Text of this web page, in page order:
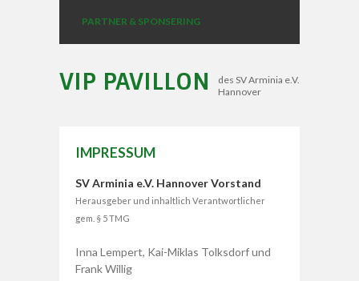
PARTNER & SPONSERING
VIP PAVILLON
des SV Arminia e.V.
Hannover
IMPRESSUM
SV Arminia e.V. Hannover Vorstand
Herausgeber und inhaltlich Verantwortlicher
gem. § 5 TMG
Inna Lempert, Kai-Miklas Tolksdorf und
Frank Willig